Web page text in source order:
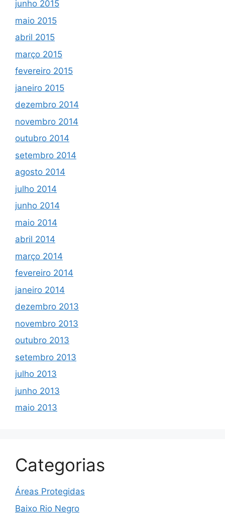
junho 2015
maio 2015
abril 2015
março 2015
fevereiro 2015
janeiro 2015
dezembro 2014
novembro 2014
outubro 2014
setembro 2014
agosto 2014
julho 2014
junho 2014
maio 2014
abril 2014
março 2014
fevereiro 2014
janeiro 2014
dezembro 2013
novembro 2013
outubro 2013
setembro 2013
julho 2013
junho 2013
maio 2013
Categorias
Áreas Protegidas
Baixo Rio Negro